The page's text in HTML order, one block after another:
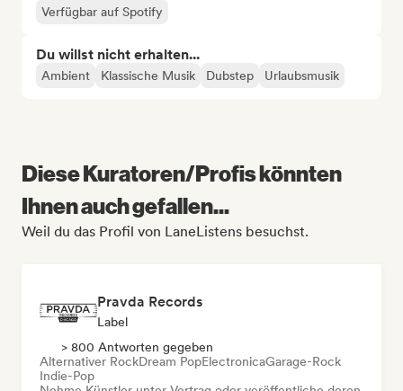
Verfügbar auf Spotify
Du willst nicht erhalten...
Ambient Klassische Musik Dubstep Urlaubsmusik
Diese Kuratoren/Profis könnten
Ihnen auch gefallen...
Weil du das Profil von LaneListens besuchst.
Pravda Records
Label
> 800 Antworten gegeben
Alternativer RockDream PopElectronicaGarage-Rock
Indie-Pop